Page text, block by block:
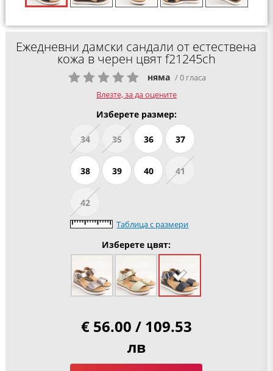
Ежедневни дамски сандали от естествена
кожа в черен цвят f21245ch
няма / 0 гласа
Влезте, за да оцените
Изберете размер:
34 35 36 37
38 39 40 41
42
Таблица с размери
Изберете цвят:
€ 56.00 / 109.53
лв